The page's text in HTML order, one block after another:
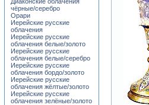
чёрные/серебро
Орари
Иерейские русские
облачения
Иерейские русские
облачения белые/золото
Иерейские русские
облачения белые/серебро
Иерейские русские
облачения бордо/золото
Иерейские русские
облачения жёлтые/золото
Иерейские русские
облачения зелёные/золото